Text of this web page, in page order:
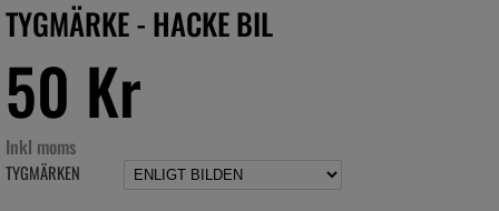
TYGMÄRKE - HACKE BIL
50 Kr
Inkl moms
TYGMÄRKEN